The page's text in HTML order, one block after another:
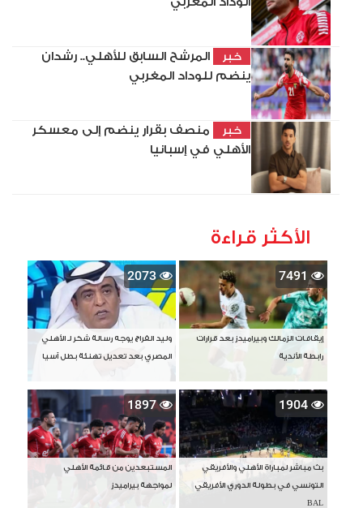
خبر
المرشح السابق للأهلي.. رشدان
ينضم للوداد المغربي
خبر
منصف بقرار ينضم إلى معسكر
الأهلي في إسبانيا
الأكثر قراءة
7491
إيقافات الزمالك وبيراميدز بعد قرارات
رابطة الأندية
2073
وليد الفراج يوجه رسالة شكر لـ الأهلي
المصري بعد تعديل تهنئة بطل آسيا
1904
بث مباشر لمباراة الأهلي والأفريقي
التونسي في بطولة الدوري الأفريقي
BAL
1897
المستبعدين من قائمة الأهلي
لمواجهة بيراميدز